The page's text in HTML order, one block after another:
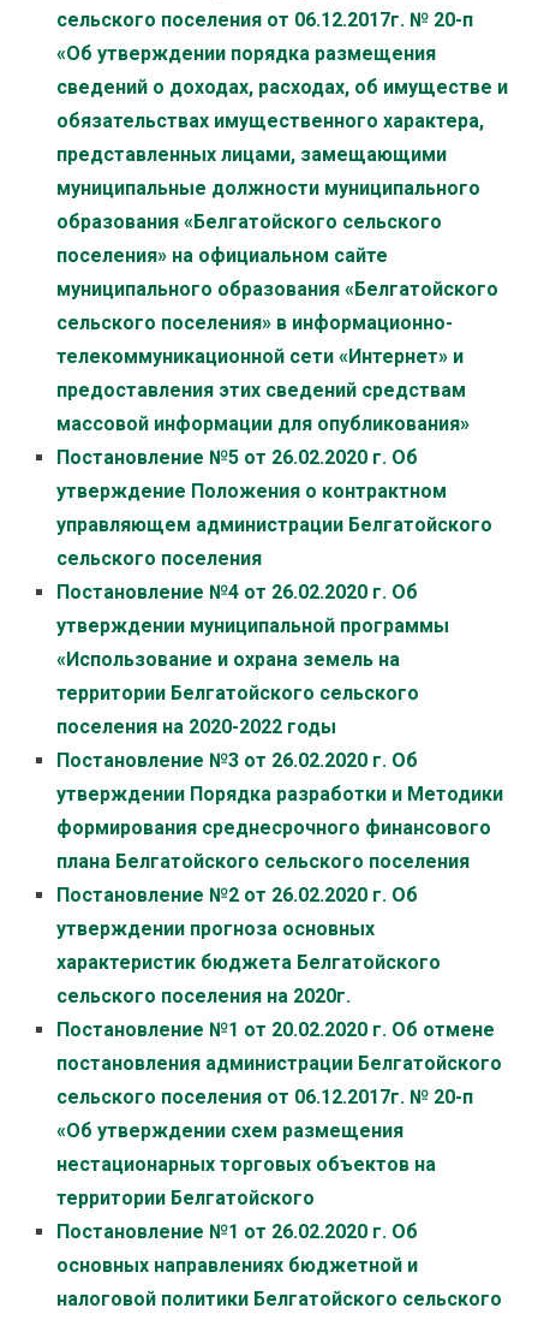
сельского поселения от 06.12.2017г. № 20-п
«Об утверждении порядка размещения
сведений о доходах, расходах, об имуществе и
обязательствах имущественного характера,
представленных лицами, замещающими
муниципальные должности муниципального
образования «Белгатойского сельского
поселения» на официальном сайте
муниципального образования «Белгатойского
сельского поселения» в информационно-
телекоммуникационной сети «Интернет» и
предоставления этих сведений средствам
массовой информации для опубликования»
Постановление №5 от 26.02.2020 г. Об
утверждение Положения о контрактном
управляющем администрации Белгатойского
сельского поселения
Постановление №4 от 26.02.2020 г. Об
утверждении муниципальной программы
«Использование и охрана земель на
территории Белгатойского сельского
поселения на 2020-2022 годы
Постановление №3 от 26.02.2020 г. Об
утверждении Порядка разработки и Методики
формирования среднесрочного финансового
плана Белгатойского сельского поселения
Постановление №2 от 26.02.2020 г. Об
утверждении прогноза основных
характеристик бюджета Белгатойского
сельского поселения на 2020г.
Постановление №1 от 20.02.2020 г. Об отмене
постановления администрации Белгатойского
сельского поселения от 06.12.2017г. № 20-п
«Об утверждении схем размещения
нестационарных торговых объектов на
территории Белгатойского
Постановление №1 от 26.02.2020 г. Об
основных направлениях бюджетной и
налоговой политики Белгатойского сельского